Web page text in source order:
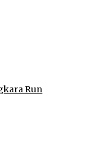
Run